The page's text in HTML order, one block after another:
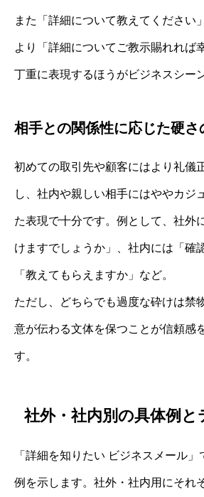
また「詳細について教えてください
より「詳細についてご教示賜れれば
丁重に表現するほうがビジネスシー
相手との関係性に応じた硬さ
初めての取引先や顧客にはより礼儀
し、社内や親しい相手にはややカジ
た表現で十分です。例として、社外
けますでしょうか」、社内には「確
「教えてもらえますか」など。
ただし、どちらでも過度な砕けは禁
意が伝わる文体を保つことが信頼感
す。
社外・社内別の具体例と
「詳細を知りたい ビジネスメール
例を示します。社外・社内用にそれ